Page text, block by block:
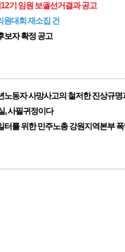
기 임원 보궐선거결과 공고
원대회 재소집 건
보자 확정 공고
노동자 사망사고의 철저한 진상규
, 사필귀정이다
를 위한 민주노총 강원지역본부